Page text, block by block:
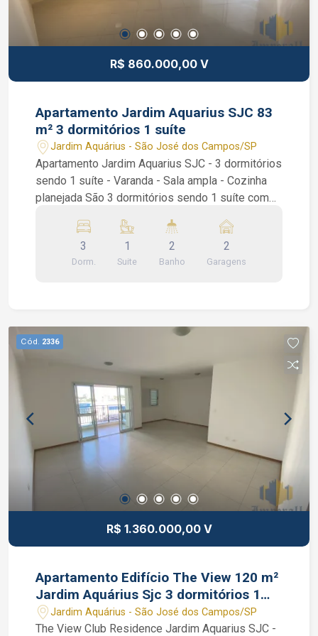
R$ 860.000,00 V
Apartamento Jardim Aquarius SJC 83
m² 3 dormitórios 1 suíte
Jardim Aquárius - São José dos Campos/SP
Apartamento Jardim Aquarius SJC - 3 dormitórios
sendo 1 suíte - Varanda - Sala ampla - Cozinha
planejada São 3 dormitórios sendo 1 suíte com
de 2 ambientes, varanda, cozinha com armários
planejados e área de serviços. Condomínio com
portaria 24 horas, piscina, quadra poliesportiva,
3
Dorm.
1
Suite
2
Banho
2
Garagens
Cód. 2336
R$ 1.360.000,00 V
Apartamento Edifício The View 120 m²
Jardim Aquárius Sjc 3 dormitórios 1
suíte
Jardim Aquárius - São José dos Campos/SP
The View Club Residence Jardim Aquarius SJC -